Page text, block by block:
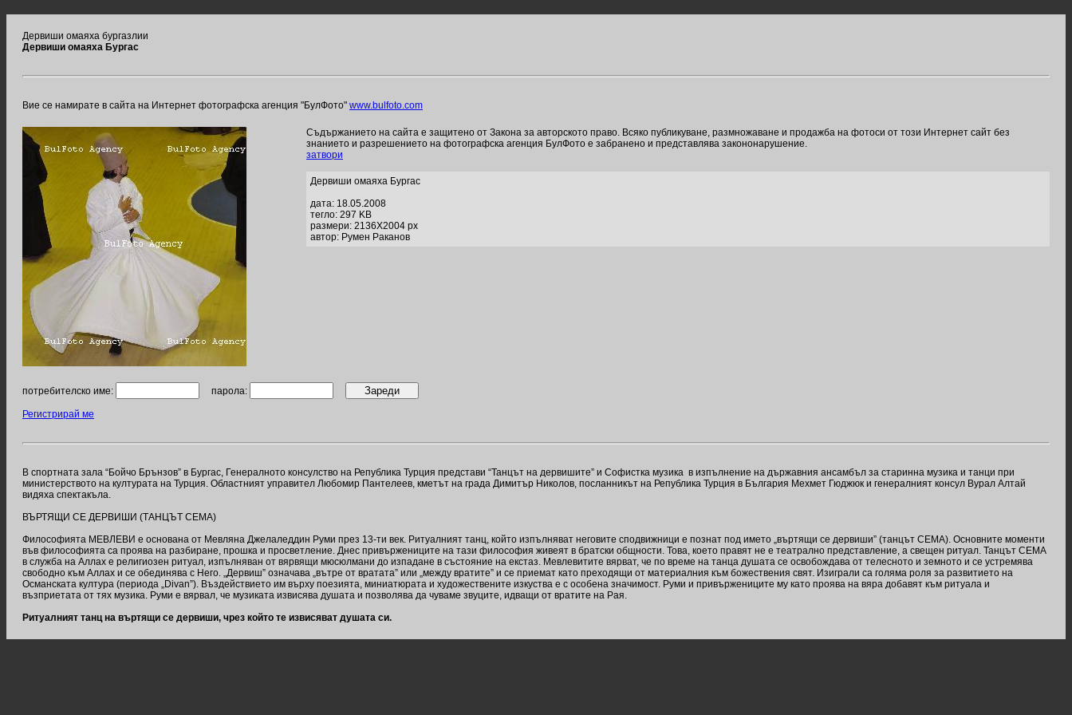
Дервиши омаяха бургазлии
Дервиши омаяха Бургас
Вие се намирате в сайта на Интернет фотографска агенция "БулФото" www.bulfoto.com
Съдържанието на сайта е защитено от Закона за авторското право. Всяко публикуване, размножаване и продажба на фотоси от този Интернет сайт без
знанието и разрешението на фотографска агенция БулФото е забранено и представлява закононарушение.
затвори
Дервиши омаяха Бургас
дата: 18.05.2008
тегло: 297 KB
размери: 2136X2004 px
автор: Румен Раканов
потребителско име: парола:
Регистрирай ме
В спортната зала “Бойчо Брънзов” в Бургас, Генералното консулство на Република Турция представи “Танцът на дервишите” и Софистка музика в изпълнение на държавния ансамбъл за старинна музика и танци при
министерството на културата на Турция. Областният управител Любомир Пантелеев, кметът на града Димитър Николов, посланникът на Република Турция в България Мехмет Гюджюк и генералният консул Вурал Алтай
видяха спектакъла.
ВЪРТЯЩИ СЕ ДЕРВИШИ (ТАНЦЪТ СЕМА)
Философията МЕВЛЕВИ е основана от Мевляна Джелаледдин Руми през 13-ти век. Ритуалният танц, който изпълняват неговите сподвижници е познат под името „въртящи се дервиши” (танцът СЕМА). Основните моменти
във философията са проява на разбиране, прошка и просветление. Днес привържениците на тази философия живеят в братски общности. Това, което правят не е театрално представление, а свещен ритуал. Танцът СЕМА
в служба на Аллах е религиозен ритуал, изпълняван от вярвящи мюсюлмани до изпадане в състояние на екстаз. Мевлевитите вярват, че по време на танца душата се освобождава от телесното и земното и се устремява
свободно към Аллах и се обединява с Него. „Дервиш” означава „вътре от вратата” или „между вратите” и се приемат като преходящи от материалния към божествения свят. Изиграли са голяма роля за развитието на
Османската култура (периода „Divan”). Въздействието им върху поезията, миниатюрата и художествените изкуства е с особена значимост. Руми и привържениците му като проява на вяра добавят към ритуала и
възприетата от тях музика. Руми е вярвал, че музиката извисява душата и позволява да чуваме звуците, идващи от вратите на Рая.
Ритуалният танц на въртящи се дервиши, чрез който те извисяват душата си.